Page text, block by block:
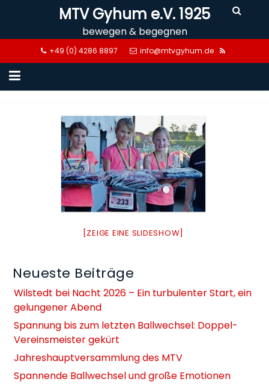
MTV Gyhum e.V. 1925
bewegen & begegnen
+49 (0) 4286 8897 info@mtvgyhum.de
[ZEIGE EINE SLIDESHOW]
Neueste Beiträge
Wilstedt bei Nacht 2026 – Ein turbulenter Start, ein
gelungener Abend
Spannung bis zum letzten Ballwechsel: Doppel-
Vereinsmeister gekürt
Jahreshauptversammlung des MTV
Spannende Ballwechsel und große Emotionen